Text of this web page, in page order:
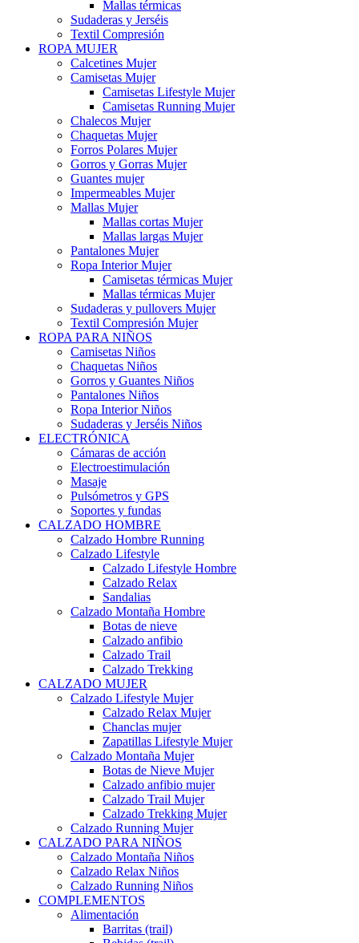
Mallas térmicas
Sudaderas y Jerséis
Textil Compresión
ROPA MUJER
Calcetines Mujer
Camisetas Mujer
Camisetas Lifestyle Mujer
Camisetas Running Mujer
Chalecos Mujer
Chaquetas Mujer
Forros Polares Mujer
Gorros y Gorras Mujer
Guantes mujer
Impermeables Mujer
Mallas Mujer
Mallas cortas Mujer
Mallas largas Mujer
Pantalones Mujer
Ropa Interior Mujer
Camisetas térmicas Mujer
Mallas térmicas Mujer
Sudaderas y pullovers Mujer
Textil Compresión Mujer
ROPA PARA NIÑOS
Camisetas Niños
Chaquetas Niños
Gorros y Guantes Niños
Pantalones Niños
Ropa Interior Niños
Sudaderas y Jerséis Niños
ELECTRÓNICA
Cámaras de acción
Electroestimulación
Masaje
Pulsómetros y GPS
Soportes y fundas
CALZADO HOMBRE
Calzado Hombre Running
Calzado Lifestyle
Calzado Lifestyle Hombre
Calzado Relax
Sandalias
Calzado Montaña Hombre
Botas de nieve
Calzado anfibio
Calzado Trail
Calzado Trekking
CALZADO MUJER
Calzado Lifestyle Mujer
Calzado Relax Mujer
Chanclas mujer
Zapatillas Lifestyle Mujer
Calzado Montaña Mujer
Botas de Nieve Mujer
Calzado anfibio mujer
Calzado Trail Mujer
Calzado Trekking Mujer
Calzado Running Mujer
CALZADO PARA NIÑOS
Calzado Montaña Niños
Calzado Relax Niños
Calzado Running Niños
COMPLEMENTOS
Alimentación
Barritas (trail)